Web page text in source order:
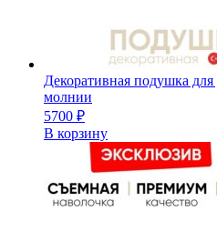
Декоративная подушка
молнии
5700 ₽
В корзину